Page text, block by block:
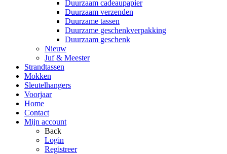
Duurzaam cadeaupapier
Duurzaam verzenden
Duurzame tassen
Duurzame geschenkverpakking
Duurzaam geschenk
Nieuw
Juf & Meester
Strandtassen
Mokken
Sleutelhangers
Voorjaar
Home
Contact
Mijn account
Back
Login
Registreer